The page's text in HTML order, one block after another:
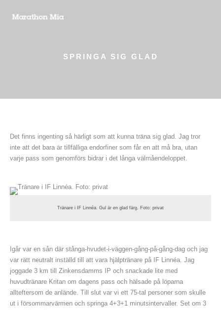
SPRINGA SIG GLAD
Det finns ingenting så härligt som att kunna träna sig glad. Jag tror
inte att det bara är tillfälliga endorfiner som får en att må bra, utan
varje pass som genomförs bidrar i det långa välmåendeloppet.
Tränare i IF Linnéa. Gul är en glad färg. Foto: privat
Igår var en sån där stånga-hvudet-i-väggen-gång-på-gång-dag och jag
var rätt neutralt inställd till att vara hjälptränare på IF Linnéa. Jag
joggade 3 km till Zinkensdamms IP och snackade lite med
huvudtränare Kritan om dagens pass och hälsade på löparna
allteftersom de anlände. Till slut var vi ett 75-tal personer som skulle
ut i försommarvärmen och springa 4+3+1 minutsintervaller. Set om 3